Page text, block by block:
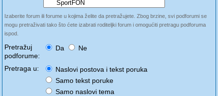
Izaberite forum ili forume u kojima želite da pretražujete. Zbog brzine, svi podforumi se
mogu pretraživati tako što ćete izabrati roditeljki forum i omogućiti pretragu podforuma
ispod.
Pretražuj
podforume:
Da Ne
Pretraga u:
Naslovi postova i tekst poruka
Samo tekst poruke
Samo naslovi tema